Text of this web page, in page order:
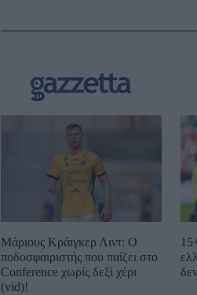
Μάριους Κράιγκερ Λιντ: Ο
ποδοσφαιριστής που παίζει στο
Conference χωρίς δεξί χέρι
(vid)!